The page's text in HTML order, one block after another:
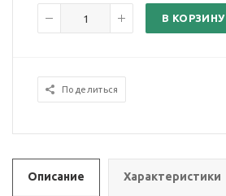
В КОРЗИНУ
Поделиться
Описание Характеристики